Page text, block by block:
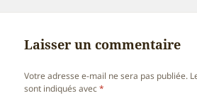
Laisser un commentaire
Votre adresse e-mail ne sera pas publiée.
sont indiqués avec*